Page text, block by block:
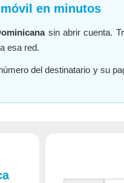
en minutos
sin abrir cuenta.
esa red.
del destinatario y su